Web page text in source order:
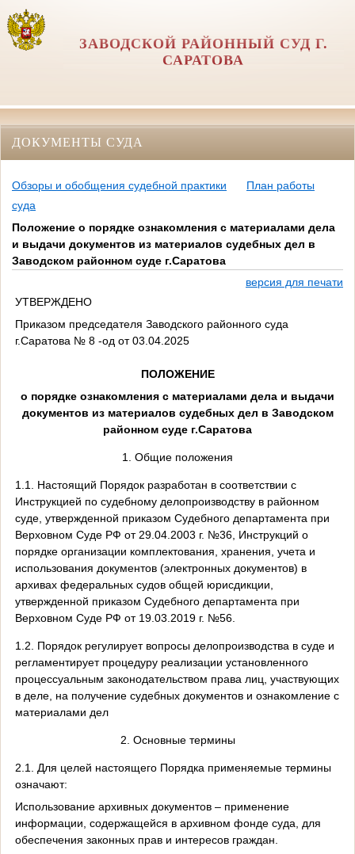
ЗАВОДСКОЙ РАЙОННЫЙ СУД Г.
САРАТОВА
ДОКУМЕНТЫ СУДА
Обзоры и обобщения судебной практики
План работы
суда
Положение о порядке ознакомления с материалами дела
и выдачи документов из материалов судебных дел в
Заводском районном суде г.Саратова
версия для печати
УТВЕРЖДЕНО
Приказом председателя Заводского районного суда
г.Саратова № 8 -од от 03.04.2025
ПОЛОЖЕНИЕ
о порядке ознакомления с материалами дела и выдачи
документов из материалов судебных дел в Заводском
районном суде г.Саратова
1. Общие положения
1.1. Настоящий Порядок разработан в соответствии с
Инструкцией по судебному делопроизводству в районном
суде, утвержденной приказом Судебного департамента при
Верховном Суде РФ от 29.04.2003 г. №36, Инструкций о
порядке организации комплектования, хранения, учета и
использования документов (электронных документов) в
архивах федеральных судов общей юрисдикции,
утвержденной приказом Судебного департамента при
Верховном Суде РФ от 19.03.2019 г. №56.
1.2. Порядок регулирует вопросы делопроизводства в суде и
регламентирует процедуру реализации установленного
процессуальным законодательством права лиц, участвующих
в деле, на получение судебных документов и ознакомление с
материалами дел
2. Основные термины
2.1. Для целей настоящего Порядка применяемые термины
означают:
Использование архивных документов – применение
информации, содержащейся в архивном фонде суда, для
обеспечения законных прав и интересов граждан.